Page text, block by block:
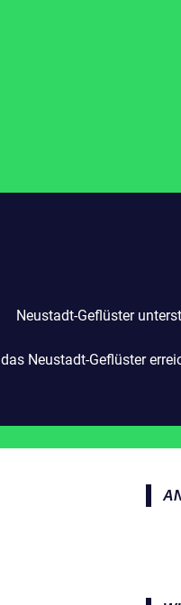
Neustadt-Geflüster
Neustadt-Geflüster